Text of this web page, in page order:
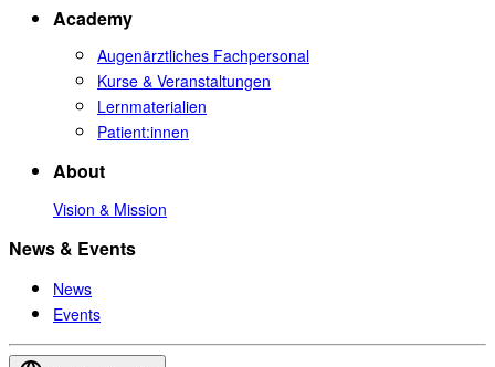
Academy
Augenärztliches Fachpersonal
Kurse & Veranstaltungen
Lernmaterialien
Patient:innen
About
Vision & Mission
News & Events
News
Events